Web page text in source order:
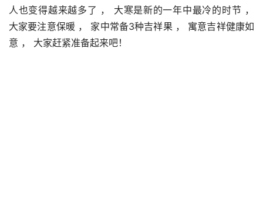
人也变得越来越多了 ， 大寒是新的一年中最冷的时节 ，
大家要注意保暖 ， 家中常备3种吉祥果 ， 寓意吉祥健康如
意 ， 大家赶紧准备起来吧！